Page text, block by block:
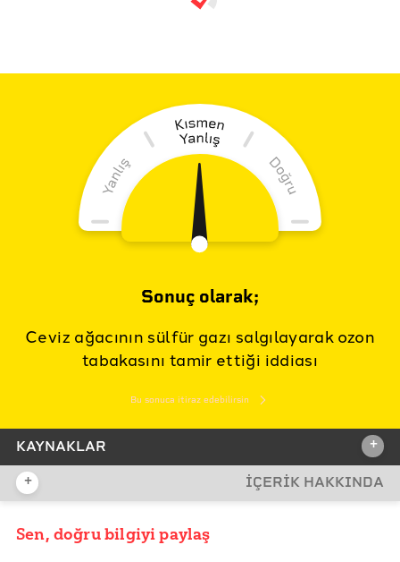
Sonuç olarak;
Ceviz ağacının sülfür gazı salgılayarak ozon
tabakasını tamir ettiği iddiası
Bu sonuca itiraz edebilirsin
KAYNAKLAR +
İDDİA KAYNAĞI
+ İÇERİK HAKKINDA
YAYIN TARİHİ
Sen, doğru bilgiyi paylaş